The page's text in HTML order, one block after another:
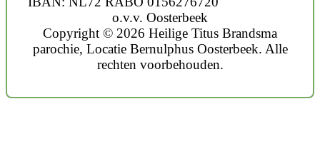
o.v.v. Oosterbeek
Copyright © 2026 Heilige Titus Brandsma
parochie, Locatie Bernulphus Oosterbeek. Alle
rechten voorbehouden.